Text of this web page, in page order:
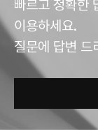
빠르고 정확한
이용하세요.
질문에 답변 드